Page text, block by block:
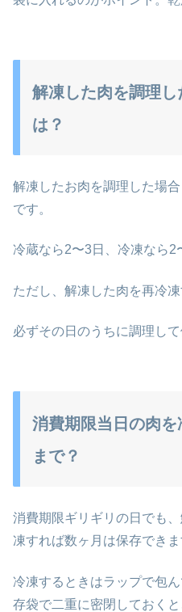
解凍した肉を調理し
は？
解凍したお肉を調理した場
です。
冷蔵なら2〜3日、冷凍なら2
ただし、解凍した肉を再冷凍
必ずその日のうちに調理し
消費期限当日の肉
まで？
消費期限ギリギリの日でも
凍すれば数ヶ月は保存できま
冷凍するときはラップで包
存袋で二重に密閉しておく